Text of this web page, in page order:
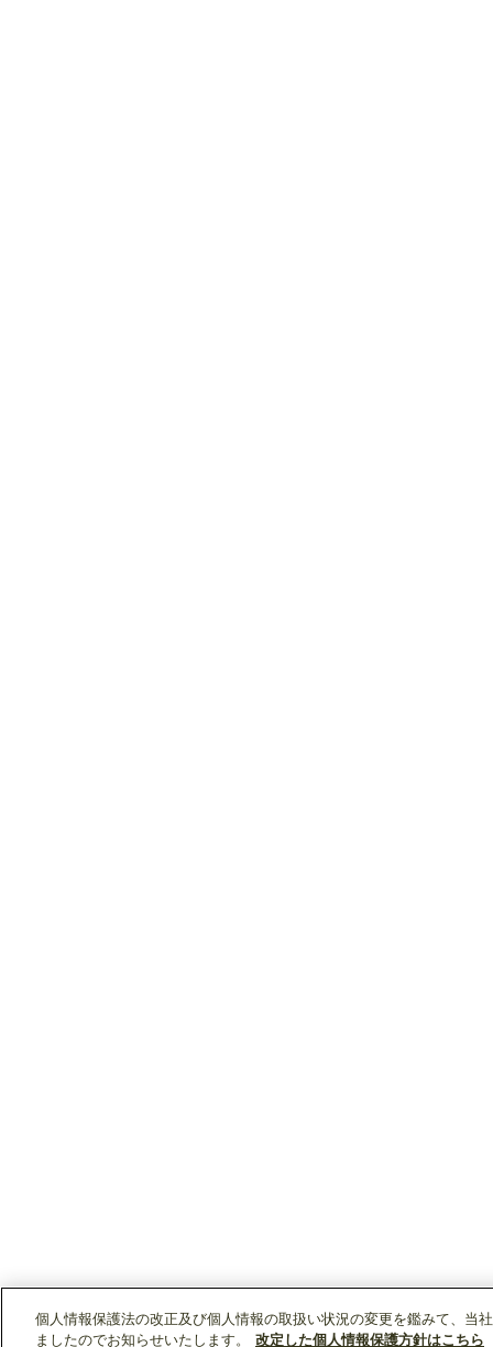
個人情報保護法の改正及び個人情報の取扱い状況の変更を鑑みて、当
ましたのでお知らせいたします。
改定した個人情報保護方針はこちら